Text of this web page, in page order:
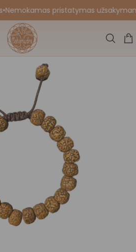
Nemokamas pristatymas